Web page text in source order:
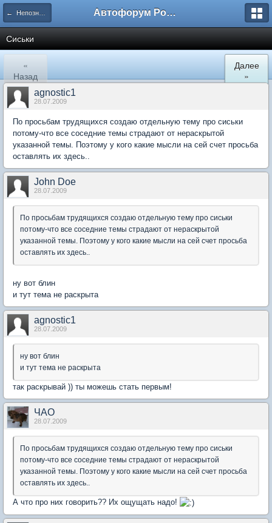
← Непознанное Автофорум Ростова-на-Дону
Сиськи
«
Назад
Далее
»
agnostic1
28.07.2009
По просьбам трудящихся создаю отдельную тему про сиськи
потому-что все соседние темы страдают от нераскрытой
указанной темы. Поэтому у кого какие мысли на сей счет просьба
оставлять их здесь..
John Doe
28.07.2009
По просьбам трудящихся создаю отдельную тему про сиськи
потому-что все соседние темы страдают от нераскрытой
указанной темы. Поэтому у кого какие мысли на сей счет просьба
оставлять их здесь..
ну вот блин
и тут тема не раскрыта
agnostic1
28.07.2009
ну вот блин
и тут тема не раскрыта
так раскрывай )) ты можешь стать первым!
ЧАО
28.07.2009
По просьбам трудящихся создаю отдельную тему про сиськи
потому-что все соседние темы страдают от нераскрытой
указанной темы. Поэтому у кого какие мысли на сей счет просьба
оставлять их здесь..
А что про них говорить?? Их ощущать надо!